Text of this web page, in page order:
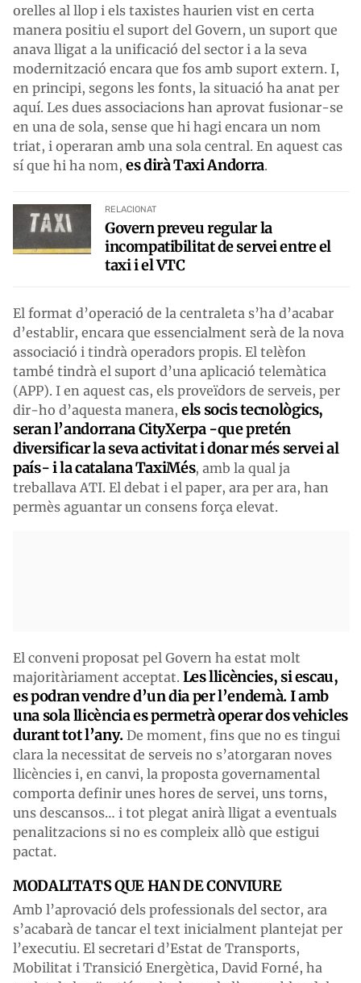
orelles al llop i els taxistes haurien vist en certa
manera positiu el suport del Govern, un suport que
anava lligat a la unificació del sector i a la seva
modernització encara que fos amb suport extern. I,
en principi, segons les fonts, la situació ha anat per
aquí. Les dues associacions han aprovat fusionar-se
en una de sola, sense que hi hagi encara un nom
triat, i operaran amb una sola central. En aquest cas
sí que hi ha nom, es dirà Taxi Andorra.
RELACIONAT
Govern preveu regular la
incompatibilitat de servei entre el
taxi i el VTC
El format d’operació de la centraleta s’ha d’acabar
d’establir, encara que essencialment serà de la nova
associació i tindrà operadors propis. El telèfon
també tindrà el suport d’una aplicació telemàtica
(APP). I en aquest cas, els proveïdors de serveis, per
dir-ho d’aquesta manera, els socis tecnològics,
seran l’andorrana CityXerpa -que pretén
diversificar la seva activitat i donar més servei al
país- i la catalana TaxiMés, amb la qual ja
treballava ATI. El debat i el paper, ara per ara, han
permès aguantar un consens força elevat.
El conveni proposat pel Govern ha estat molt
majoritàriament acceptat. Les llicències, si escau,
es podran vendre d’un dia per l’endemà. I amb
una sola llicència es permetrà operar dos vehicles
durant tot l’any.De moment, fins que no es tingui
clara la necessitat de serveis no s’atorgaran noves
llicències i, en canvi, la proposta governamental
comporta definir unes hores de servei, uns torns,
uns descansos… i tot plegat anirà lligat a eventuals
penalitzacions si no es compleix allò que estigui
pactat.
MODALITATS QUE HAN DE CONVIURE
Amb l’aprovació dels professionals del sector, ara
s’acabarà de tancar el text inicialment plantejat per
l’executiu. El secretari d’Estat de Transports,
Mobilitat i Transició Energètica, David Forné, ha